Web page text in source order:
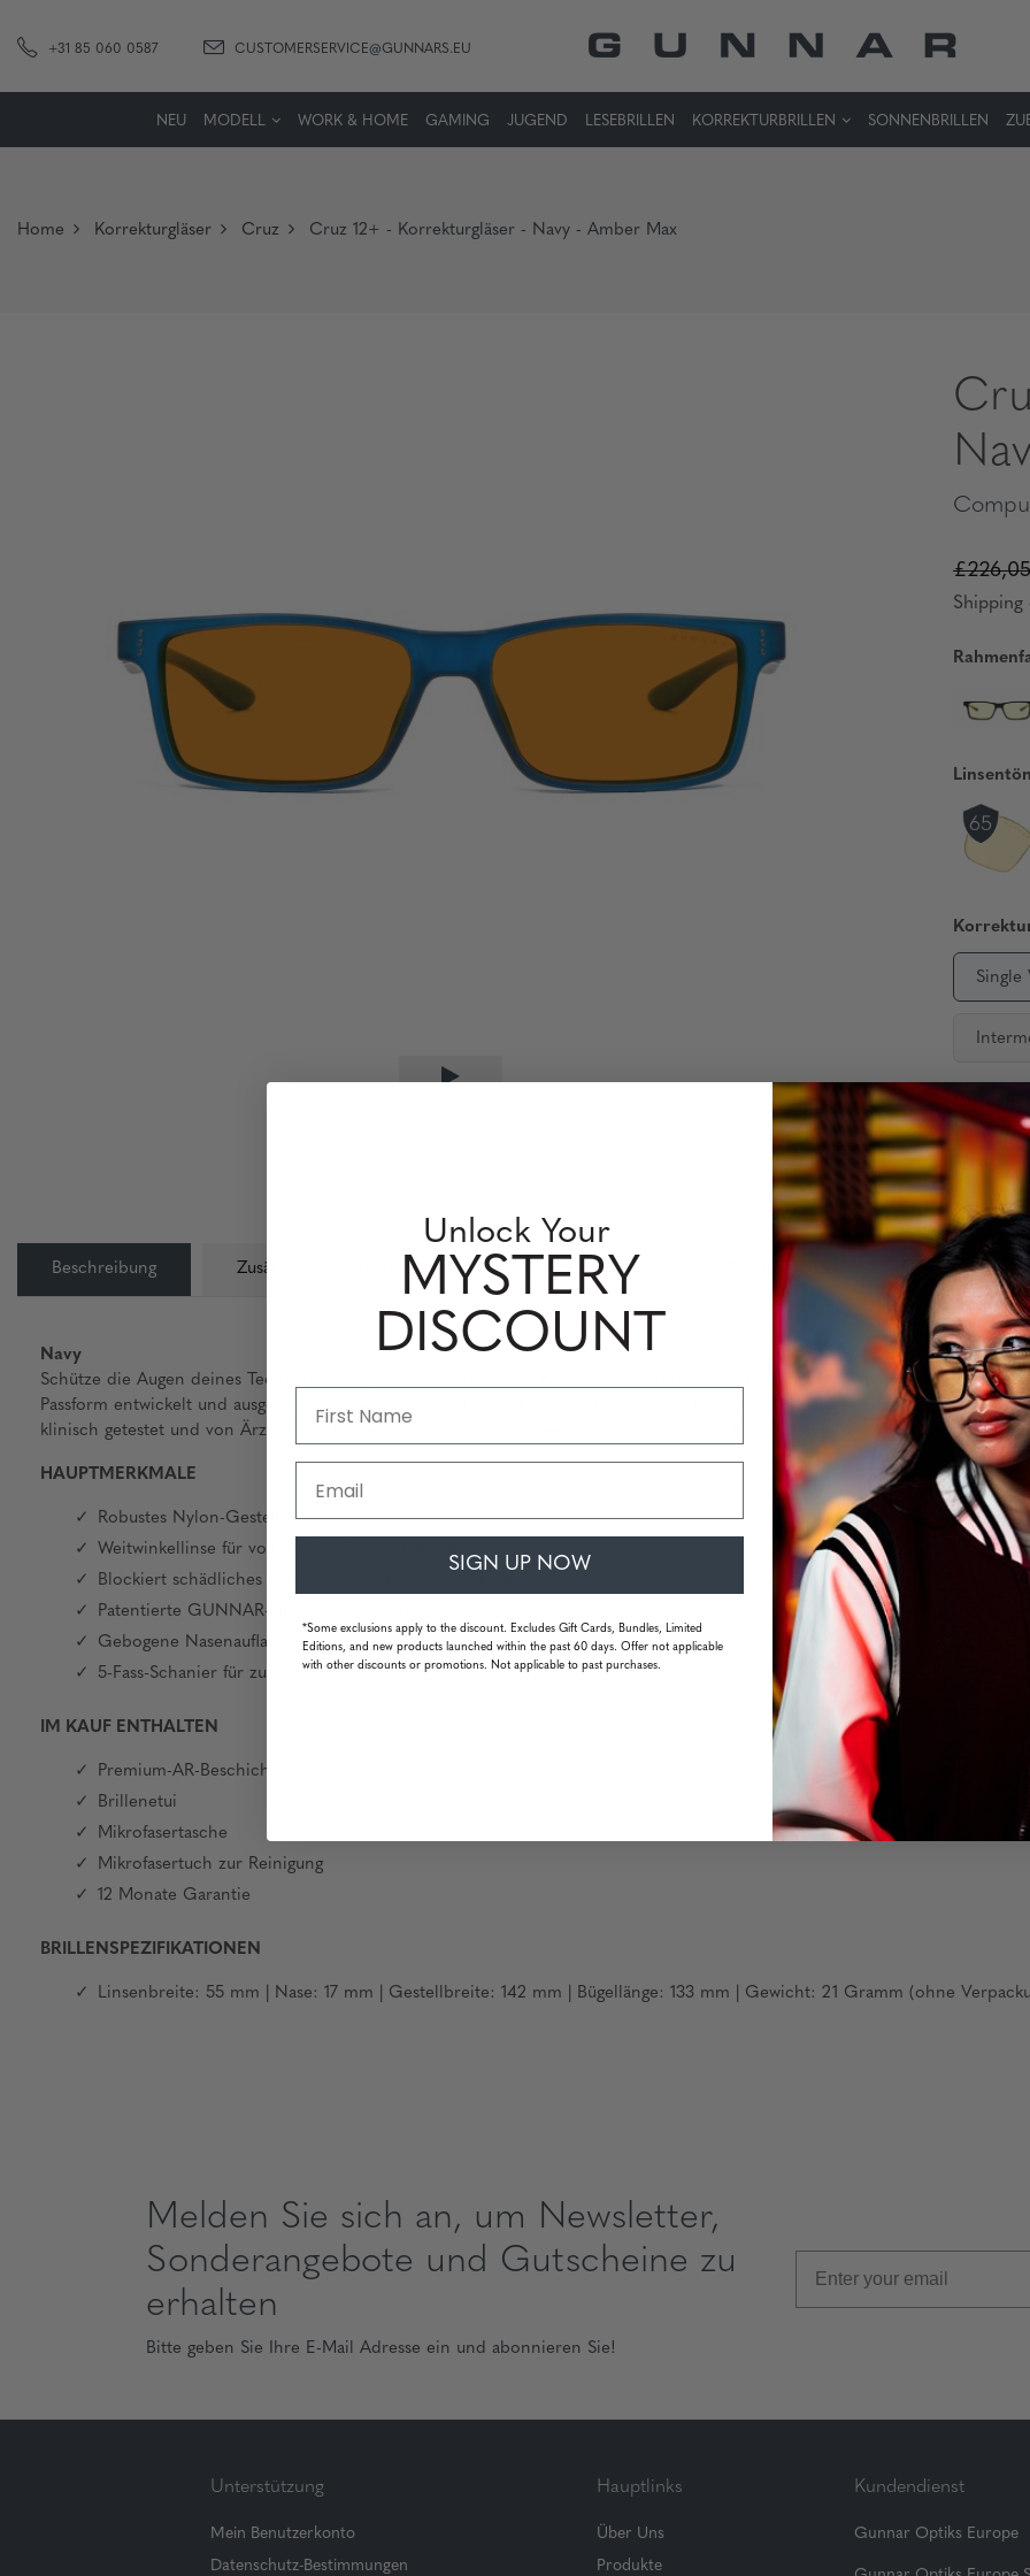
+31 85 060 0587 CUSTOMERSERVICE@GUNNARS.EU
NEU MODELL WORK & HOME GAMING JUGEND LESEBRILLEN KORREKTURBRILLEN SONNENBRILLEN
Home Korrekturgläser Cruz Cruz 12+ - Korrekturgläser - Navy - Amber Max
£226,05
Shipping
Single
Menge:
Beschreibung Zusätzliche Information Linsen Information
Navy
Schütze die Augen deines Teenagers im digitalen Zeitalter mit Cruz von GUNNAR, den führenden Experten für
Passform entwickelt und ausgestattet mit einer natürlichen Fokuslinse, die in Clear (blockiert 35% blaues Licht) und Amber
klinisch getestet und von Ärzten empfohlen. Die Augen deines Teenagers könnten nicht besser geschützt sein.
HAUPTMERKMALE
Robustes Nylon-Gestell
Weitwinkellinse für vollständige Augenabdeckung
Blockiert schädliches blaues Licht und 100% UV-Licht
Patentierte GUNNAR-Linsentechnologie
Gebogene Nasenauflage für gleichmäßige Gewichtsverteilung
5-Fass-Schanier für zusätzliche Haltbarkeit
IM KAUF ENTHALTEN
Premium-AR-Beschichtung
Brillenetui
Mikrofasertasche
Mikrofasertuch zur Reinigung
12 Monate Garantie
BRILLENSPEZIFIKATIONEN
Linsenbreite: 55 mm | Nase: 17 mm | Gestellbreite: 142 mm | Bügellänge: 133 mm | Gewicht: 21 Gramm (ohne
Melden Sie sich an, um Newsletter,
Sonderangebote und Gutscheine zu
erhalten
Bitte geben Sie Ihre E-Mail Adresse ein und abonnieren Sie!
Unterstützung
Mein Benutzerkonto
Datenschutz-Bestimmungen
Hauptlinks
Über Uns
Produkte
Kundendienst
Gunnar Optiks Europe
Unlock Your
MYSTERY
DISCOUNT
SIGN UP NOW
*Some exclusions apply to the discount. Excludes Gift Cards, Bundles, Limited
Editions, and new products launched within the past 60 days. Offer not applicable
with other discounts or promotions. Not applicable to past purchases.